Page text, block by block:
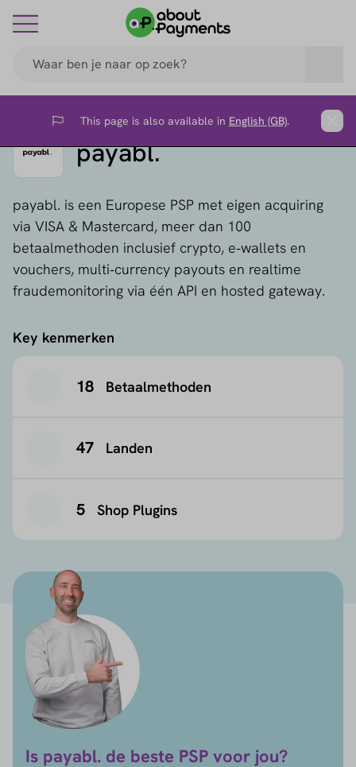
Flag This page is also available in English (GB).
payabl.
payabl. is een Europese PSP met eigen acquiring
via VISA & Mastercard, meer dan 100
betaalmethoden inclusief crypto, e‑wallets en
vouchers, multi‑currency payouts en realtime
fraudemonitoring via één API en hosted gateway.
Key kenmerken
18 Betaalmethoden
47 Landen
5 Shop Plugins
Is payabl. de beste PSP voor jou?